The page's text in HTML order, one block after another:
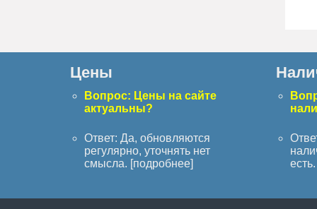
Цены
Вопрос: Цены на сайте
актуальны?
Ответ: Да, обновляются
регулярно, уточнять нет
смысла. [подробнее]